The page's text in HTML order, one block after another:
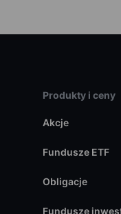
Produkty i ceny
Akcje
Fundusze ETF
Obligacje
Fundusze